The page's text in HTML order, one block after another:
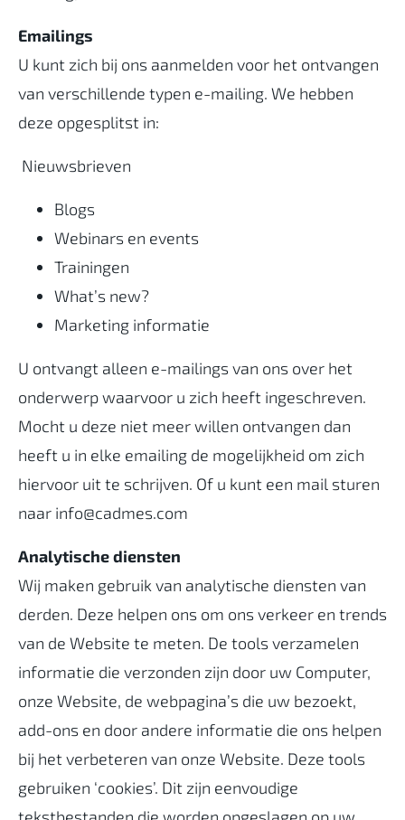
Emailings
U kunt zich bij ons aanmelden voor het ontvangen
van verschillende typen e-mailing. We hebben
deze opgesplitst in:
Nieuwsbrieven
Blogs
Webinars en events
Trainingen
What’s new?
Marketing informatie
U ontvangt alleen e-mailings van ons over het
onderwerp waarvoor u zich heeft ingeschreven.
Mocht u deze niet meer willen ontvangen dan
heeft u in elke emailing de mogelijkheid om zich
hiervoor uit te schrijven. Of u kunt een mail sturen
naar info@cadmes.com
Analytische diensten
Wij maken gebruik van analytische diensten van
derden. Deze helpen ons om ons verkeer en trends
van de Website te meten. De tools verzamelen
informatie die verzonden zijn door uw Computer,
onze Website, de webpagina’s die uw bezoekt,
add-ons en door andere informatie die ons helpen
bij het verbeteren van onze Website. Deze tools
gebruiken ‘cookies’. Dit zijn eenvoudige